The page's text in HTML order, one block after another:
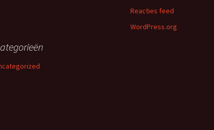
en fotograferen in
Reacties feed
WordPress.org